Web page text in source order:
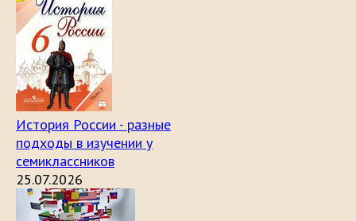
История России - разные
подходы в изучении у
семиклассников
25.07.2026